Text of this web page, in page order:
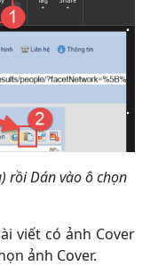
rồi Dán vào ô chọn
viết có ảnh Cover
ảnh Cover.